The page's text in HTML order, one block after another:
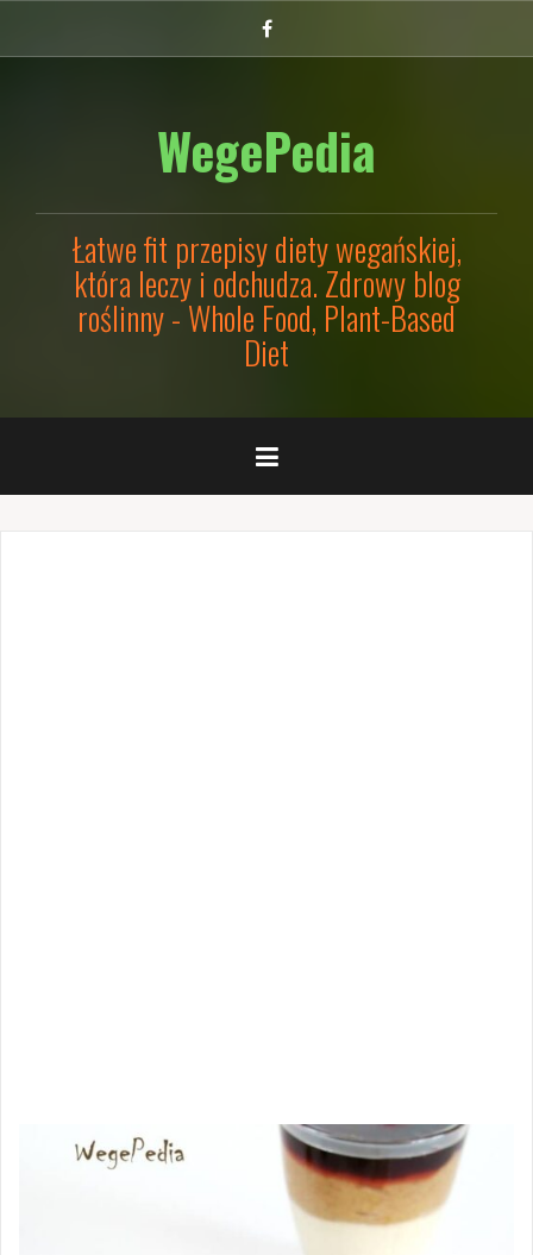
do
WegePedia
Łatwe fit przepisy diety wegańskiej,
która leczy i odchudza. Zdrowy blog
roślinny - Whole Food, Plant-Based
Diet